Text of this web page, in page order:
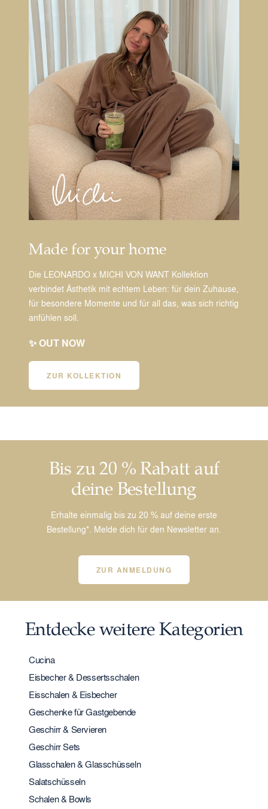
Made for your home
Die LEONARDO x MICHI VON WANT Kollektion
verbindet Ästhetik mit echtem Leben: für dein Zuhause,
für besondere Momente und für all das, was sich richtig
anfühlen soll.
✨ OUT NOW
ZUR KOLLEKTION
Bis zu 20 % Rabatt auf
deine Bestellung
Erhalte einmalig bis zu 20 % auf deine erste
Bestellung*. Melde dich für den Newsletter an.
ZUR ANMELDUNG
Entdecke weitere Kategorien
Cucina
Eisbecher & Dessertsschalen
Eisschalen & Eisbecher
Geschenke für Gastgebende
Geschirr & Servieren
Geschirr Sets
Glasschalen & Glasschüsseln
Salatschüsseln
Schalen & Bowls